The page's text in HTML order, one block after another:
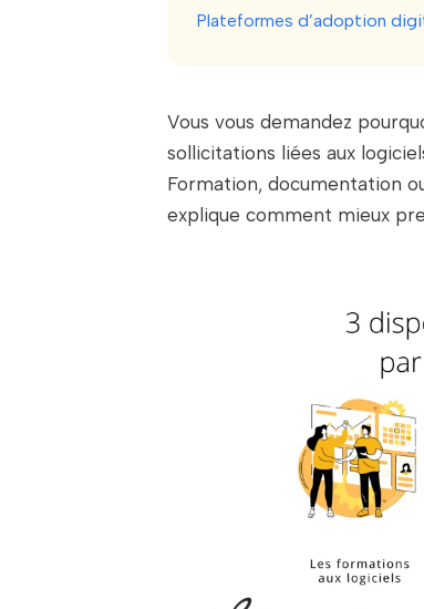
Plateformes d’adoption
Vous vous demandez
sollicitations liées aux
Formation, documentation
explique comment mieux